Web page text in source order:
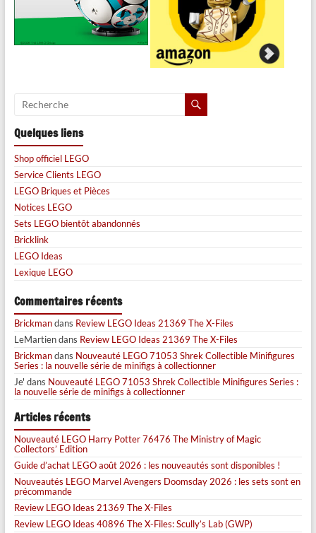
Quelques liens
Shop officiel LEGO
Service Clients LEGO
LEGO Briques et Pièces
Notices LEGO
Sets LEGO bientôt abandonnés
Bricklink
LEGO Ideas
Lexique LEGO
Commentaires récents
Brickmandans Review LEGO Ideas 21369 The X-Files
LeMartiendans Review LEGO Ideas 21369 The X-Files
Brickmandans Nouveauté LEGO 71053 Shrek Collectible Minifigures
Series : la nouvelle série de minifigs à collectionner
Je' dans Nouveauté LEGO 71053 Shrek Collectible Minifigures Series :
la nouvelle série de minifigs à collectionner
Articles récents
Nouveauté LEGO Harry Potter 76476 The Ministry of Magic
Collectors’ Edition
Guide d’achat LEGO août 2026 : les nouveautés sont disponibles !
Nouveautés LEGO Marvel Avengers Doomsday 2026 : les sets sont en
précommande
Review LEGO Ideas 21369 The X-Files
Review LEGO Ideas 40896 The X-Files: Scully’s Lab (GWP)